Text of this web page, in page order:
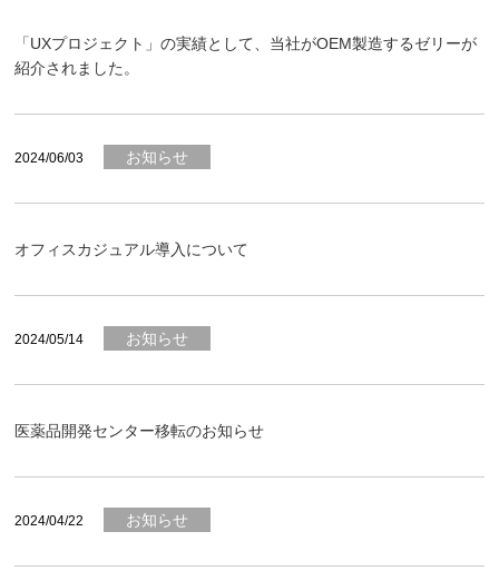
「UXプロジェクト」の実績として、当社がOEM製造するゼリーが
紹介されました。
2024/06/03 お知らせ
オフィスカジュアル導入について
2024/05/14 お知らせ
医薬品開発センター移転のお知らせ
2024/04/22 お知らせ